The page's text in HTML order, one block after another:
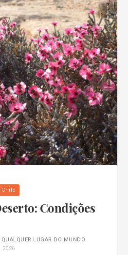
Chile
Condições
LUGAR DO MUNDO
2026